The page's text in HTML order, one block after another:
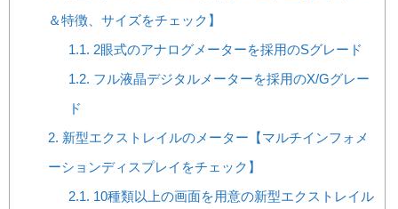
＆特徴、サイズをチェック】
1.1. 2眼式のアナログメーターを採用のSグレード
1.2. フル液晶デジタルメーターを採用のX/Gグレー
ド
2. 新型エクストレイルのメーター【マルチインフォメ
ーションディスプレイをチェック】
2.1. 10種類以上の画面を用意の新型エクストレイル